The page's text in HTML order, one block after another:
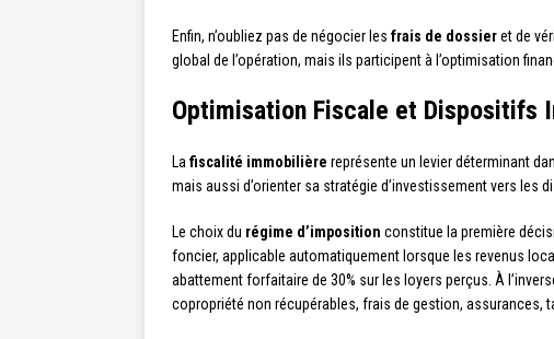
Enfin, n’oubliez pas de négocier les frais de dossieret de
global de l’opération, mais ils participent à l’optimisation
Optimisation Fiscale et Dispositifs
La fiscalité immobilière représente un levier déterminant
mais aussi d’orienter sa stratégie d’investissement vers
Le choix du régime d’imposition constitue la première
foncier, applicable automatiquement lorsque les revenus
abattement forfaitaire de 30% sur les loyers perçus. À
copropriété non récupérables, frais de gestion, assurances,